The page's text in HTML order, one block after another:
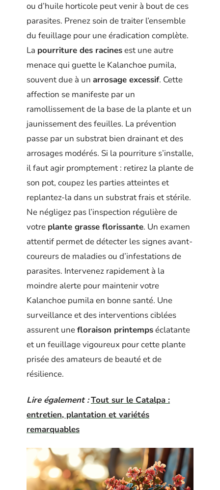
ou d’huile horticole peut venir à bout de ces
parasites. Prenez soin de traiter l’ensemble
du feuillage pour une éradication complète.
La pourriture des racinesest une autre
menace qui guette le Kalanchoe pumila,
souvent due à un arrosage excessif. Cette
affection se manifeste par un
ramollissement de la base de la plante et un
jaunissement des feuilles. La prévention
passe par un substrat bien drainant et des
arrosages modérés. Si la pourriture s’installe,
il faut agir promptement : retirez la plante de
son pot, coupez les parties atteintes et
replantez-la dans un substrat frais et stérile.
Ne négligez pas l’inspection régulière de
votre plante grasse florissante. Un examen
attentif permet de détecter les signes avant-
coureurs de maladies ou d’infestations de
parasites. Intervenez rapidement à la
moindre alerte pour maintenir votre
Kalanchoe pumila en bonne santé. Une
surveillance et des interventions ciblées
assurent unefloraison printempséclatante
et un feuillage vigoureux pour cette plante
prisée des amateurs de beauté et de
résilience.
Lire également :Tout sur le Catalpa :
entretien, plantation et variétés
remarquables